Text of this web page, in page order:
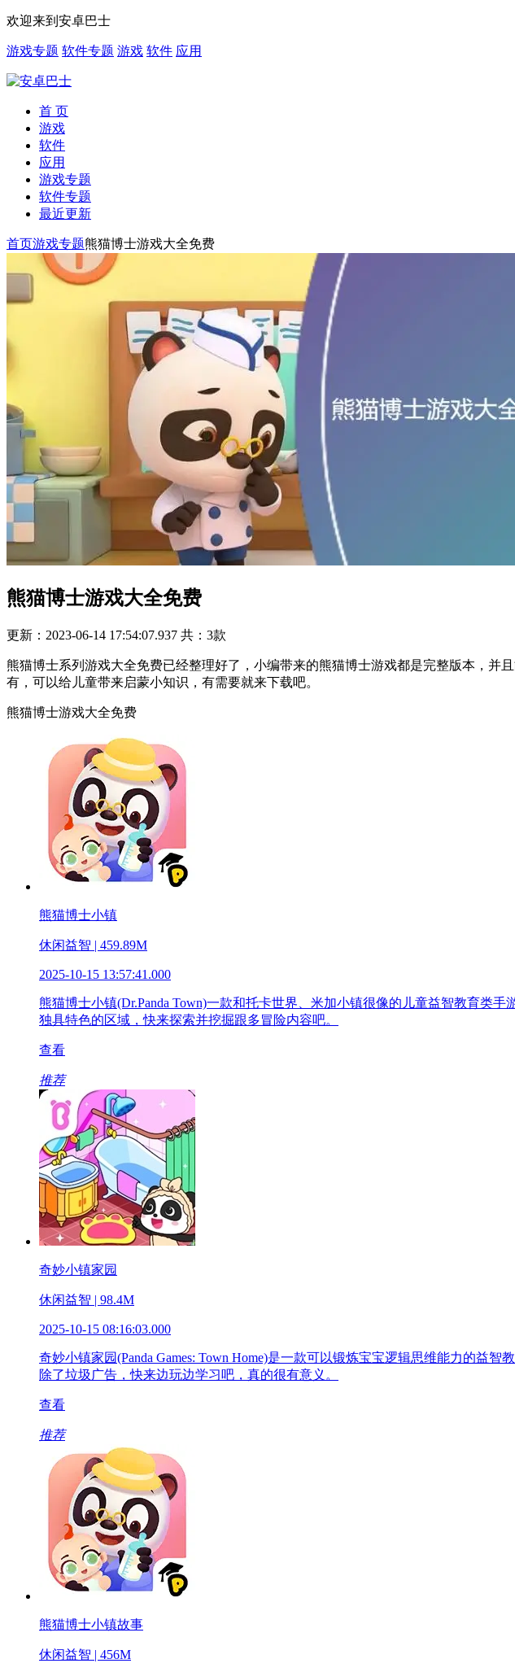
欢迎来到安卓巴士
游戏专题 软件专题 游戏 软件 应用
首 页
游戏
软件
应用
游戏专题
软件专题
最近更新
首页游戏专题熊猫博士游戏大全免费
熊猫博士游戏大全免费
更新：2023-06-14 17:54:07.937 共：3款
熊猫博士系列游戏大全免费已经整理好了，小编带来的熊猫博士游戏都是完整版本，
有，可以给儿童带来启蒙小知识，有需要就来下载吧。
熊猫博士游戏大全免费
熊猫博士小镇
休闲益智 | 459.89M
2025-10-15 13:57:41.000
熊猫博士小镇(Dr.Panda Town)一款和托卡世界、米加小镇很像的儿童益智教育类
独具特色的区域，快来探索并挖掘跟多冒险内容吧。
查看
推荐
奇妙小镇家园
休闲益智 | 98.4M
2025-10-15 08:16:03.000
奇妙小镇家园(Panda Games: Town Home)是一款可以锻炼宝宝逻辑思维能力的益
除了垃圾广告，快来边玩边学习吧，真的很有意义。
查看
推荐
熊猫博士小镇故事
休闲益智 | 456M